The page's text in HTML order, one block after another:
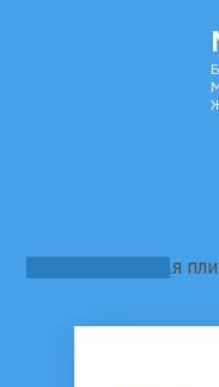
Тротуарная